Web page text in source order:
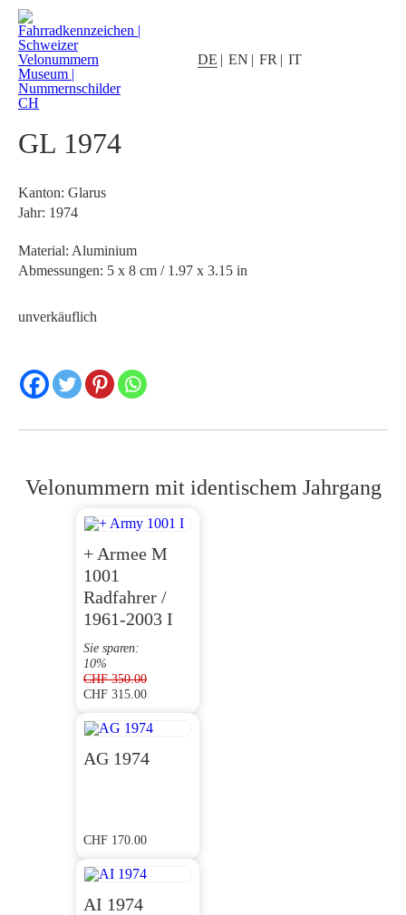
DE EN FR IT
GL 1974
Kanton: Glarus
Jahr: 1974
Material: Aluminium
Abmessungen: 5 x 8 cm / 1.97 x 3.15 in
unverkäuflich
Velonummern mit identischem Jahrgang
+ Armee M
1001
Radfahrer /
1961-2003 I
CHF350.00
Preis
war:
CHF 350.00
CHF 315.00
Preis
ist:
CHF 315.00.
Sie sparen:
10%
AG 1974
CHF 170.00
AI 1974